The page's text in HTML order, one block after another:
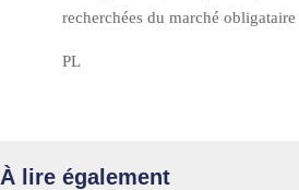
recherchées du marché
PL
À lire également